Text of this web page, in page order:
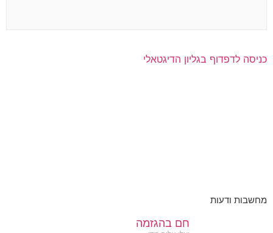
כניסה לדפדוף בגליון הדיגטאלי
מחשבות ודעות
חם בהגזמה